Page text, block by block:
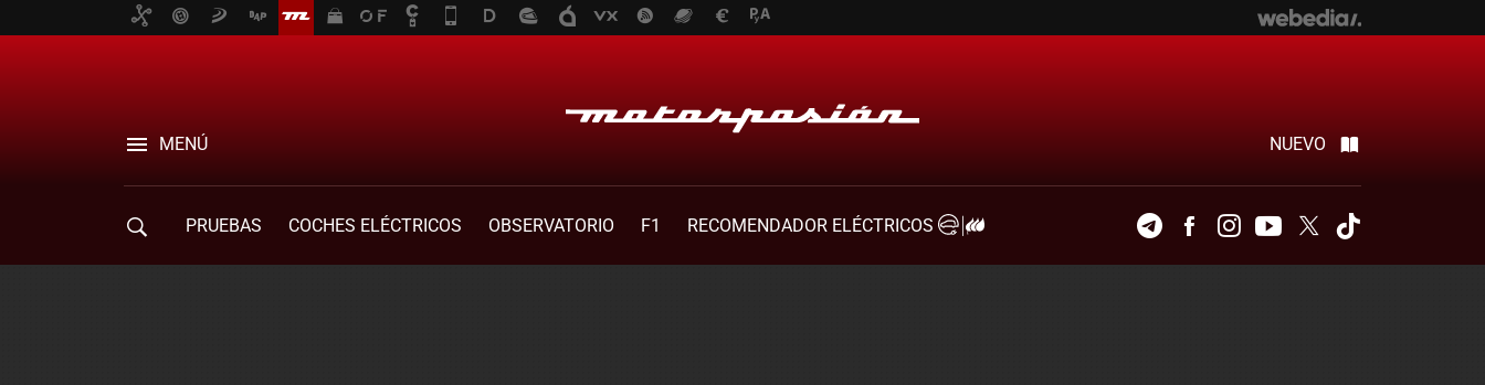
MENÚ NUEVO
PRUEBAS COCHES ELÉCTRICOS OBSERVATORIO F1
RECOMENDADOR ELÉCTRICOS
TelegramFacebookInstagramYoutubeTwitter